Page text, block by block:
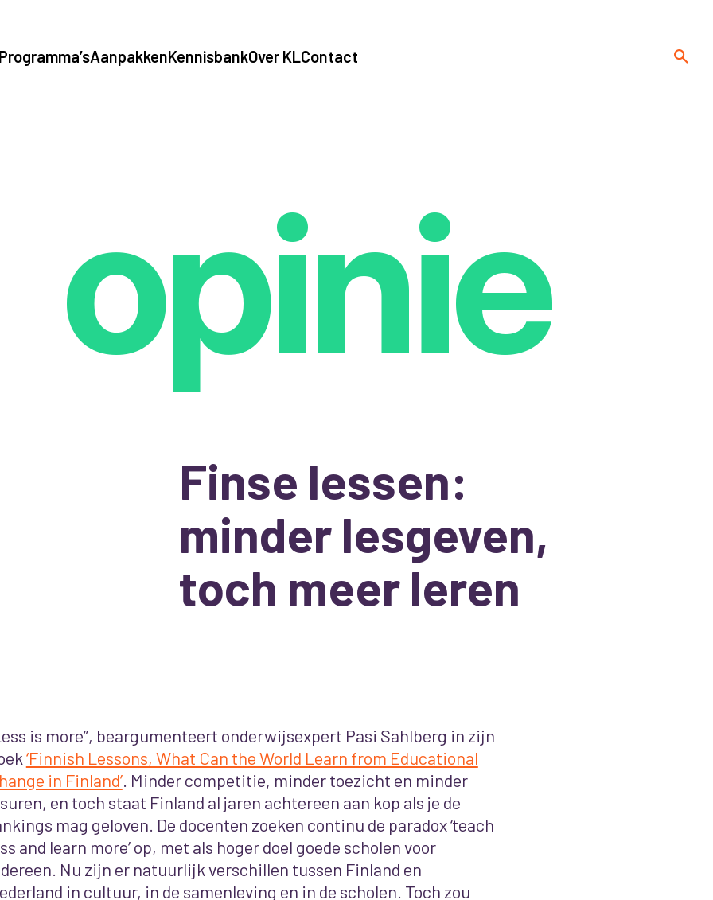
Programma’sAanpakkenKennisbankOver KLContact
opinie
Finse lessen:
minder lesgeven,
toch meer leren
is more”, beargumenteert onderwijsexpert Pasi Sahlberg in zijn
‘Finnish Lessons, What Can the World Learn from Educational
in Finland’. Minder competitie, minder toezicht en minder
en toch staat Finland al jaren achtereen aan kop als je de
mag geloven. De docenten zoeken continu de paradox ‘teach
and learn more’ op, met als hoger doel goede scholen voor
Nu zijn er natuurlijk verschillen tussen Finland en
in cultuur, in de samenleving en in de scholen. Toch zou